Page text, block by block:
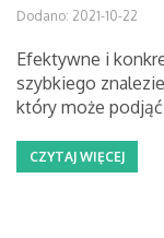
Dodano: 2021-10-22
Efektywne i
szybkiego
który może
CZYTAJ WIĘCEJ